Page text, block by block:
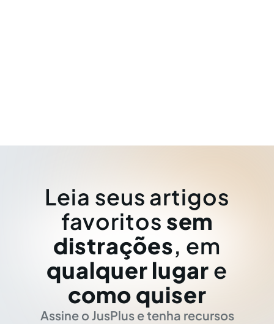
Leia seus artigos
favoritos sem
distrações, em
qualquer lugar e
como quiser
Assine o JusPlus e tenha recursos